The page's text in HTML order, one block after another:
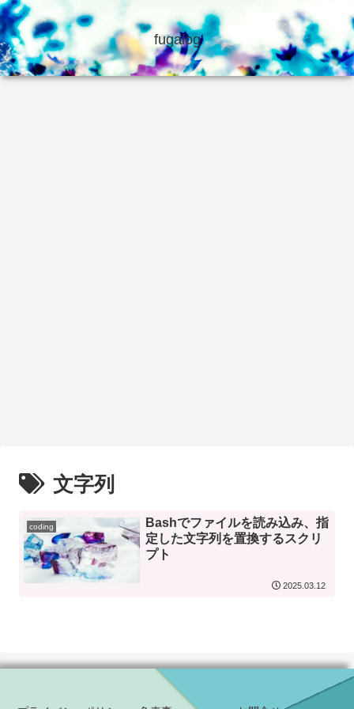
fugalog
文字列
coding
Bashでファイルを読み込み、指
定した文字列を置換するスクリ
プト
2025.03.12